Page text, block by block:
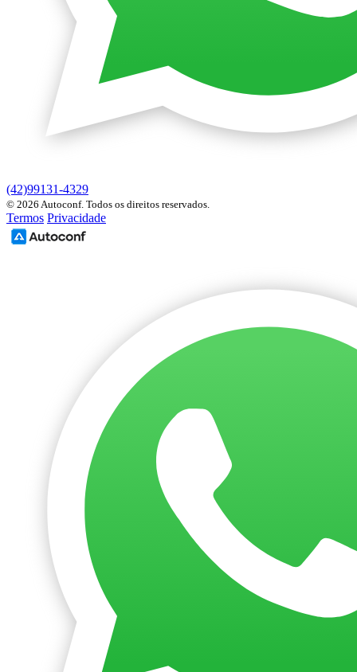
(42)99131-4329
© 2026 Autoconf. Todos os direitos reservados.
Termos Privacidade